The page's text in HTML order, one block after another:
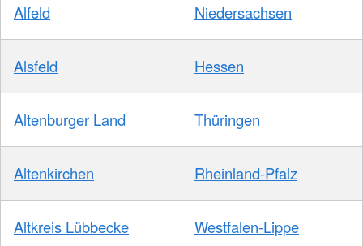
Alfeld Niedersachsen
Alsfeld Hessen
Altenburger Land Thüringen
Altenkirchen Rheinland-Pfalz
Altkreis Lübbecke Westfalen-Lippe